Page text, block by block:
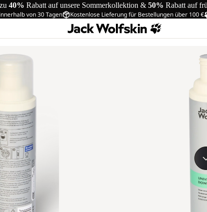
40% Rabatt auf unsere Sommerkollektion & 50% Rabatt auf
von 30 Tagen Kostenlose Lieferung für Bestellungen über 100 €